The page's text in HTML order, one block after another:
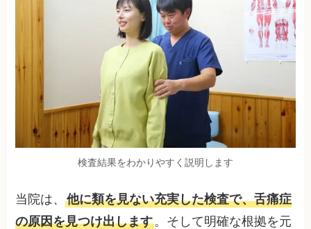
検査結果をわかりやすく説明します
当院は、他に類を見ない充実した検査で、舌痛症
の原因を見つけ出します。そして明確な根拠を元